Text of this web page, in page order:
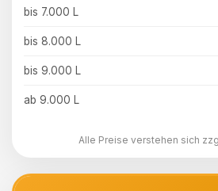
bis 7.000 L
bis 8.000 L
bis 9.000 L
ab 9.000 L
Alle Preise verstehen sich